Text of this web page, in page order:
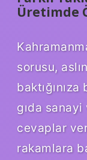
Üretimde
sorusu,
gıda
cevaplar
rakamlara